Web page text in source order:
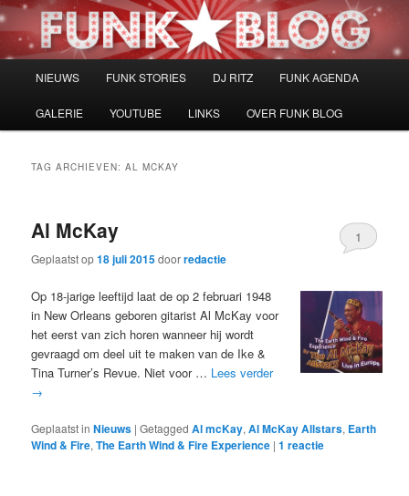
Spring
naar
Spring
naar
NIEUWS FUNK STORIES DJ RITZ FUNK AGENDA
GALERIE YOUTUBE LINKS OVER FUNK BLOG
TAG ARCHIEVEN:AL MCKAY
Al McKay
Geplaatst op18 juli 2015doorredactie
1
Op 18-jarige leeftijd laat de op 2 februari 1948
in New Orleans geboren gitarist Al McKay voor
het eerst van zich horen wanneer hij wordt
gevraagd om deel uit te maken van de Ike &
Tina Turner’s Revue. Niet voor … Lees verder
→
Geplaatst in Nieuws |Getagged Al mcKay,Al McKay Allstars, Earth
Wind & Fire,The Earth Wind & Fire Experience |1 reactie